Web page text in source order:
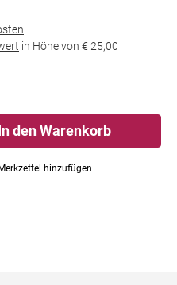
in Höhe von € 25,00
den Warenkorb
hinzufügen